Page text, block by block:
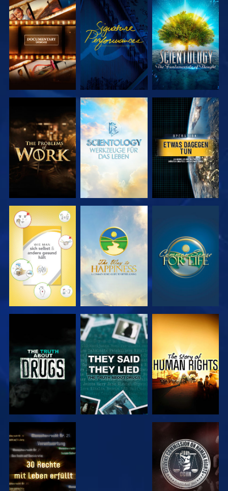
SERIE
ENTDECKEN
ANSEHEN
SERIE
ENTDECKEN
SERIE
ENTDECKEN
SERIE
ENTDECKEN
ANSEHEN
ANSEHEN ANSEHEN ANSEHEN
ANSEHEN ANSEHEN
ANSEHEN ANSEHEN